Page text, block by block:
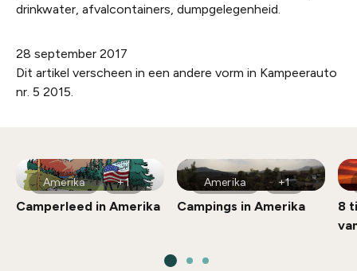
drinkwater, afvalcontainers, dumpgelegenheid.
28 september 2017
Dit artikel verscheen in een andere vorm in Kampeerauto
nr. 5 2015.
Amerika +1
Camperleed in Amerika
Amerika +1
Campings in Amerika
8